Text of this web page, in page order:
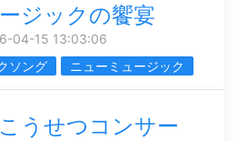
ジックの饗宴
04-15 13:03:06
ソング ニューミュージック
うせつコンサー